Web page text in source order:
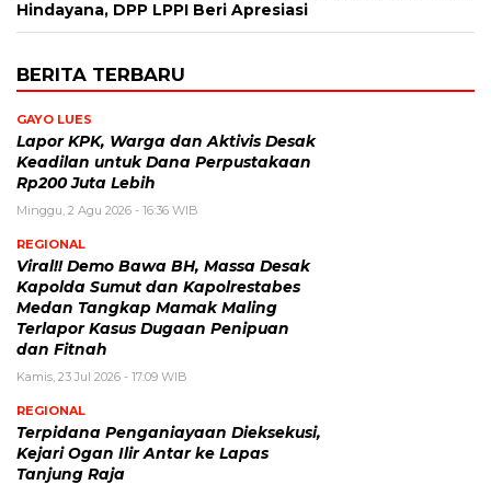
Hindayana, DPP LPPI Beri Apresiasi
BERITA TERBARU
GAYO LUES
Lapor KPK, Warga dan Aktivis Desak
Keadilan untuk Dana Perpustakaan
Rp200 Juta Lebih
Minggu, 2 Agu 2026 - 16:36 WIB
REGIONAL
Viral!! Demo Bawa BH, Massa Desak
Kapolda Sumut dan Kapolrestabes
Medan Tangkap Mamak Maling
Terlapor Kasus Dugaan Penipuan
dan Fitnah
Kamis, 23 Jul 2026 - 17:09 WIB
REGIONAL
Terpidana Penganiayaan Dieksekusi,
Kejari Ogan Ilir Antar ke Lapas
Tanjung Raja